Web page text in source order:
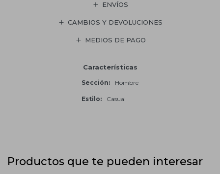
ENVÍOS
CAMBIOS Y DEVOLUCIONES
MEDIOS DE PAGO
Características
Sección Hombre
Estilo Casual
Productos que te pueden interesar